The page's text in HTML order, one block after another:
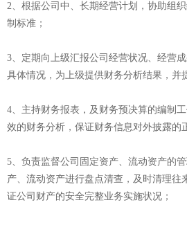
2、根据公司中、长期经营计划，协助组
制标准；
3、定期向上级汇报公司经营状况、经营
具体情况，为上级提供财务分析结果，并
4、主持财务报表，及财务预决算的编制
效的财务分析，保证财务信息对外披露的
5、负责监督公司固定资产、流动资产的
产、流动资产进行盘点清查，及时清理往
证公司财产的安全完整业务实施状况；